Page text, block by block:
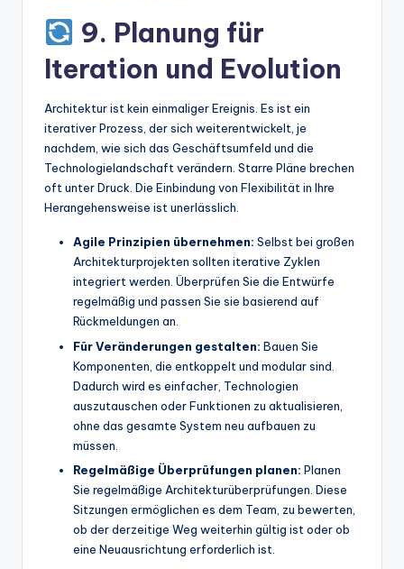
9. Planung für
Iteration und Evolution
Architektur ist kein einmaliger Ereignis. Es ist ein
iterativer Prozess, der sich weiterentwickelt, je
nachdem, wie sich das Geschäftsumfeld und die
Technologielandschaft verändern. Starre Pläne brechen
oft unter Druck. Die Einbindung von Flexibilität in Ihre
Herangehensweise ist unerlässlich.
Agile Prinzipien übernehmen: Selbst bei großen
Architekturprojekten sollten iterative Zyklen
integriert werden. Überprüfen Sie die Entwürfe
regelmäßig und passen Sie sie basierend auf
Rückmeldungen an.
Für Veränderungen gestalten: Bauen Sie
Komponenten, die entkoppelt und modular sind.
Dadurch wird es einfacher, Technologien
auszutauschen oder Funktionen zu aktualisieren,
ohne das gesamte System neu aufbauen zu
müssen.
Regelmäßige Überprüfungen planen: Planen
Sie regelmäßige Architekturüberprüfungen. Diese
Sitzungen ermöglichen es dem Team, zu bewerten,
ob der derzeitige Weg weiterhin gültig ist oder ob
eine Neuausrichtung erforderlich ist.